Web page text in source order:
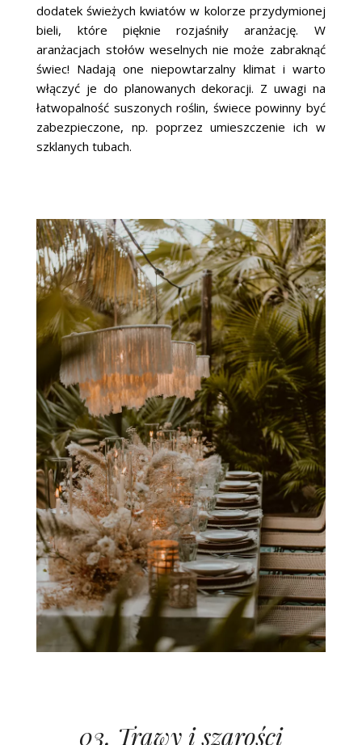
dodatek świeżych kwiatów w kolorze przydymionej
bieli, które pięknie rozjaśniły aranżację. W
aranżacjach stołów weselnych nie może zabraknąć
świec! Nadają one niepowtarzalny klimat i warto
włączyć je do planowanych dekoracji. Z uwagi na
łatwopalność suszonych roślin, świece powinny być
zabezpieczone, np. poprzez umieszczenie ich w
szklanych tubach.
03. Trawy i szarości